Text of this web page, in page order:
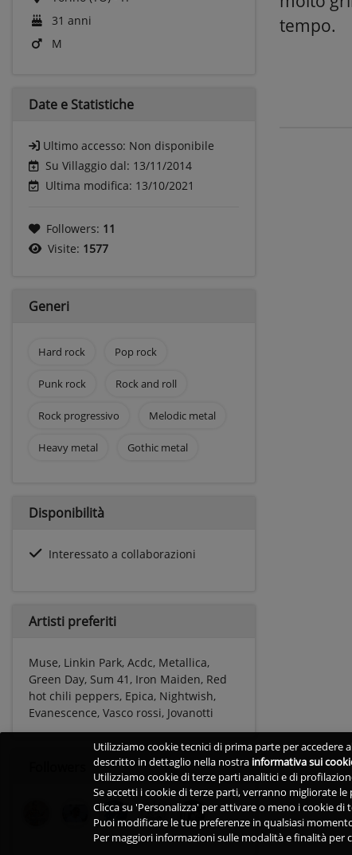
31 anni
M
Date e Statistiche
Ultimo accesso: Non disponibile
Su Villaggio dal: 13/11/2014
Ultima modifica: 13/10/2021
Followers: 11
Visite: 1577
Generi
Hard rock Pop rock
Punk rock Rock and roll
Rock progressivo Melodic metal
Heavy metal Gothic metal
Disponibilità
Interessato a collaborazioni
Artisti preferiti
Muse, Linkin Park, Acdc, Metallica,
Green Day, Sum 41, Iron Maiden, Red
hot chili peppers, Epica, Nightwish,
Evanescence, Vasco rossi, Jovanotti
tempo.
Utilizziamo cookie tecnici di prima parte per
descritto in dettaglio nella nostra informativa sui
Utilizziamo cookie di terze parti analitici e di
Se accetti i cookie di terze parti, verranno migliorate
Clicca su 'Personalizza' per attivare o meno i cookie di
Puoi modificare le tue preferenze in qualsiasi
Per maggiori informazioni sulle modalità e finalità